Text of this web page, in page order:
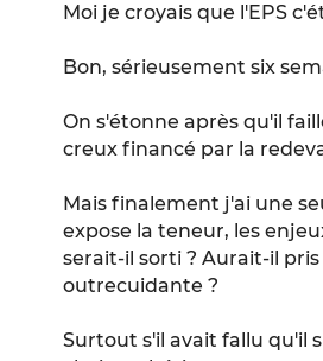
Moi je croyais que l'EPS
Bon, sérieusement six
On s'étonne après qu'il
creux financé par la
Mais finalement j'ai une
expose la teneur, les
serait-il sorti ? Aurait-il
outrecuidante ?
Surtout s'il avait fallu qu'il